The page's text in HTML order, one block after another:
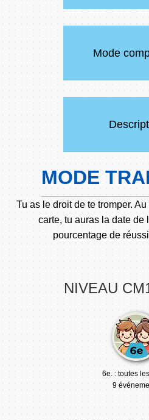
Mode
MODE
Tu as le droit de te tromper.
carte, tu auras la date de
pourcentage de
NIVEAU
6e. : toutes
9